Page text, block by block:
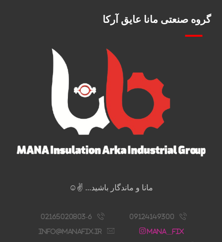
گروه صنعتی مانا عایق آرکا
مانا و ماندگار باشید... ✌️☺️
09124149300
02165020803-6
Mana__fix
info@manafix.ir